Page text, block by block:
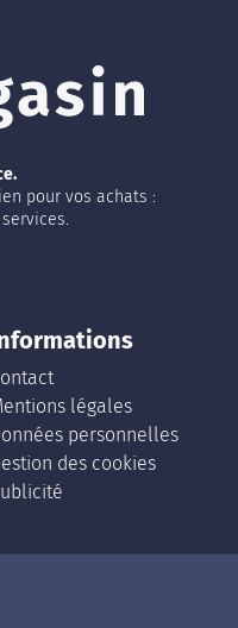
pour vos achats :
légales
personnelles
des cookies